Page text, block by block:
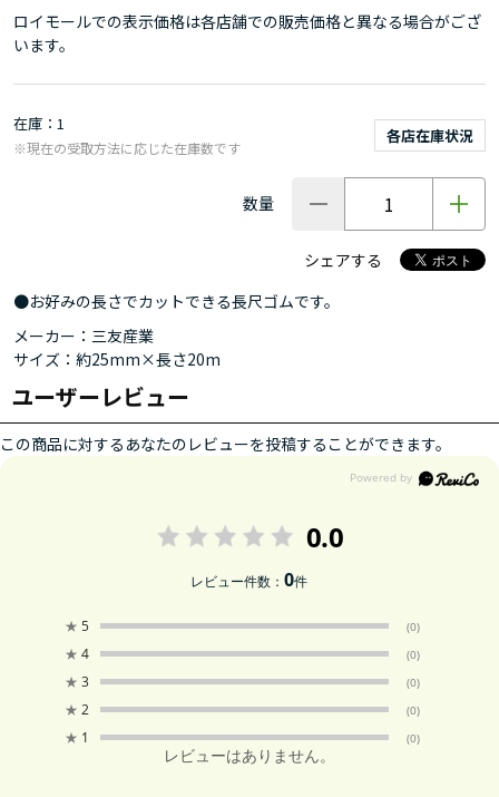
ロイモールでの表示価格は各店舗での販売価格と異なる場合がござ
います。
在庫 1
各店在庫状況
※現在の受取方法に応じた在庫数です
数量
シェアする
●お好みの長さでカットできる長尺ゴムです。
メーカー：三友産業
サイズ：約25mm×長さ20m
ユーザーレビュー
この商品に対するあなたのレビューを投稿することができます。
0.0
レビュー件数：0件
★ 5 (0)
★ 4 (0)
★ 3 (0)
★ 2 (0)
★ 1 (0)
レビューはありません。